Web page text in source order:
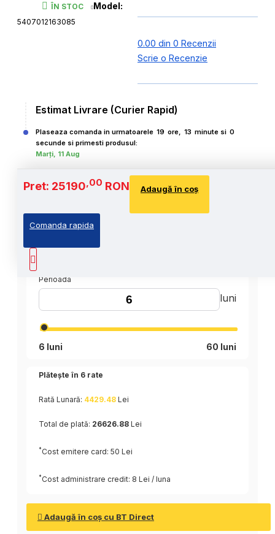
ÎN STOC Model:
5407012163085
0.00 din 0 Recenzii
Scrie o Recenzie
Estimat Livrare (Curier Rapid)
Plaseaza comanda in urmatoarele 19 ore, 12 minute si 59
secunde si primesti produsul:
Marți, 11 Aug
Pret: 25190,00 RON Adaugă în coş
Comanda rapida
Perioada
luni
6 luni 60 luni
Plătește în 6 rate
Rată Lunară: 4429.48 Lei
Total de plată: 26626.88 Lei
* Cost emitere card: 50 Lei
* Cost administrare credit: 8 Lei / luna
Adaugă în coş cu BT Direct